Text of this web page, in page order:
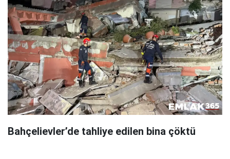
Bahçelievler’de tahliye edilen bina çöktü